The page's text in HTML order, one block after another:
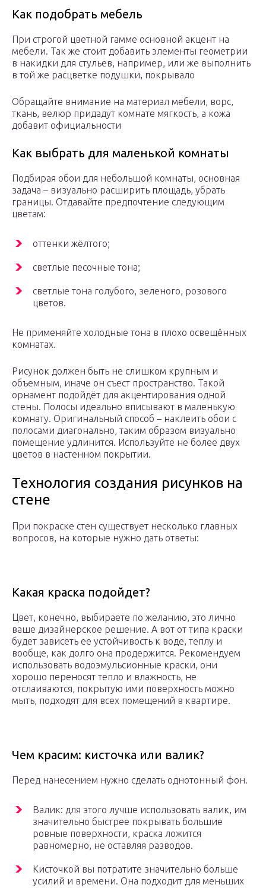
Как подобрать мебель
При строгой цветной гамме основной акцент на
мебели. Так же стоит добавить элементы геометрии
в накидки для стульев, например, или же выполнить
в той же расцветке подушки, покрывало
Обращайте внимание на материал мебели, ворс,
ткань, велюр придадут комнате мягкость, а кожа
добавит официальности
Как выбрать для маленькой комнаты
Подбирая обои для небольшой комнаты, основная
задача – визуально расширить площадь, убрать
границы. Отдавайте предпочтение следующим
цветам:
оттенки жёлтого;
светлые песочные тона;
светлые тона голубого, зеленого, розового
цветов.
Не применяйте холодные тона в плохо освещённых
комнатах.
Рисунок должен быть не слишком крупным и
объемным, иначе он съест пространство. Такой
орнамент подойдёт для акцентирования одной
стены. Полосы идеально вписывают в маленькую
комнату. Оригинальный способ – наклеить обои с
полосами диагонально, таким образом визуально
помещение удлинится. Используйте не более двух
цветов в настенном покрытии.
Технология создания рисунков на
стене
При покраске стен существует несколько главных
вопросов, на которые нужно дать ответы:
Какая краска подойдет?
Цвет, конечно, выбираете по желанию, это лично
ваше дизайнерское решение. А вот от типа краски
будет зависеть ее устойчивость к воде, теплу и
вообще, как долго она продержится. Рекомендуем
использовать водоэмульсионные краски, они
хорошо переносят тепло и влажность, не
отслаиваются, покрытую ими поверхность можно
мыть, подходят для всех помещений в квартире.
Чем красим: кисточка или валик?
Перед нанесением нужно сделать однотонный фон.
Валик: для этого лучше использовать валик, им
значительно быстрее покрывать большие
ровные поверхности, краска ложится
равномерно, не оставляя разводов.
Кисточкой вы потратите значительно больше
усилий и времени. Она подходит для меньших